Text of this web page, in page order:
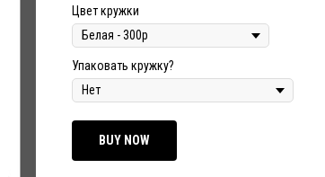
Цвет кружки
Упаковать кружку?
BUY NOW